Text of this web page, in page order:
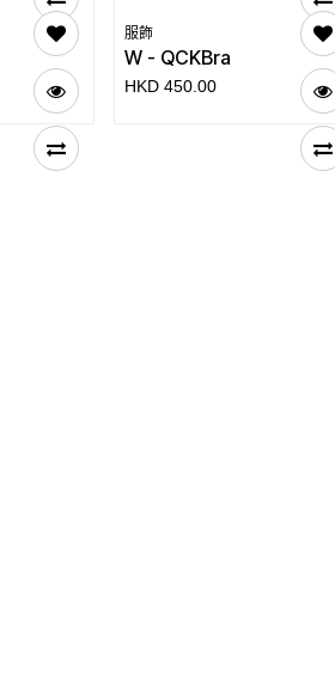
服飾
W - QCKBra
HKD 450.00